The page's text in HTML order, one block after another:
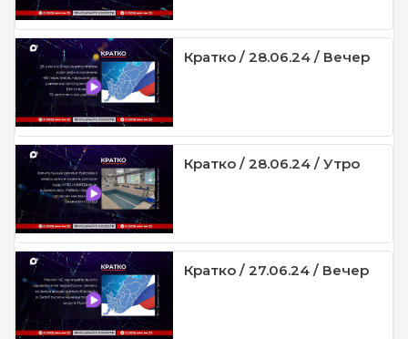
Кратко / 28.06.24 / Вечер
Кратко / 28.06.24 / Утро
Кратко / 27.06.24 / Вечер